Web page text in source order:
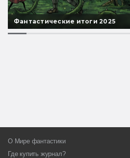
Фантастические итоги 2025
О Мире фантастики
Где купить журнал?